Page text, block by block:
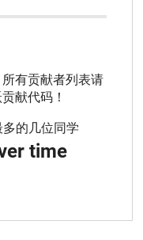
有贡献者列表请
献代码！
的几位同学
time